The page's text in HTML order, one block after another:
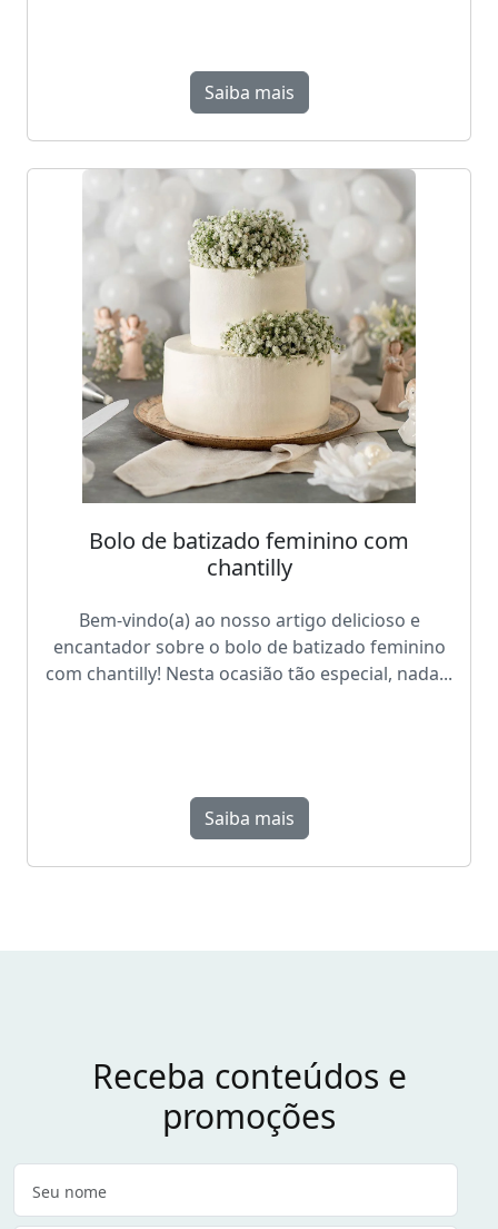
Saiba mais
Bolo de batizado feminino com
chantilly
Bem-vindo(a) ao nosso artigo delicioso e
encantador sobre o bolo de batizado feminino
com chantilly! Nesta ocasião tão especial, nada...
Saiba mais
Receba conteúdos e
promoções